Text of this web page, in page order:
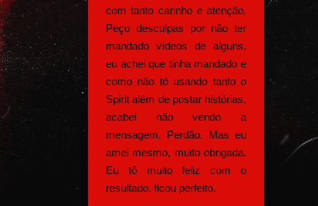
com tanto carinho e atenção.
Peço desculpas por não ter
mandado vídeos de alguns,
eu achei que tinha mandado e
como não tô usando tanto o
Spirit além de postar histórias,
acabei não vendo a
mensagem. Perdão. Mas eu
amei mesmo, muito obrigada.
Eu tô muito feliz com o
resultado, ficou perfeito.